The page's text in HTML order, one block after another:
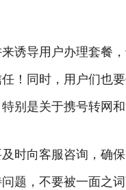
诱导用户办理套餐
！同时，用户们也
别是关于携号转网和
时向客服咨询，确
题，不要被一面之